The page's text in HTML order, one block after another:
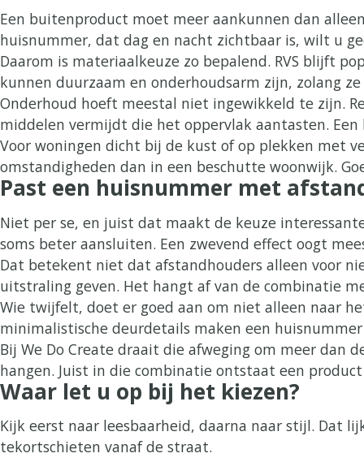
Een buitenproduct moet meer aankunnen dan
huisnummer, dat dag en nacht zichtbaar is, wilt u
Daarom is materiaalkeuze zo bepalend. RVS blijft
kunnen duurzaam en onderhoudsarm zijn, zolang
Onderhoud hoeft meestal niet ingewikkeld te zijn.
middelen vermijdt die het oppervlak aantasten.
Voor woningen dicht bij de kust of op plekken met
omstandigheden dan in een beschutte woonwijk.
Past een huisnummer met
Niet per se, en juist dat maakt de keuze
soms beter aansluiten. Een zwevend effect oogt
Dat betekent niet dat afstandhouders alleen voor
uitstraling geven. Het hangt af van de combinatie
Wie twijfelt, doet er goed aan om niet alleen naar
minimalistische deurdetails maken een
Bij We Do Create draait die afweging om meer dan
hangen. Juist in die combinatie ontstaat een
Waar let u op bij het kiezen?
Kijk eerst naar leesbaarheid, daarna naar stijl. Dat
tekortschieten vanaf de straat.